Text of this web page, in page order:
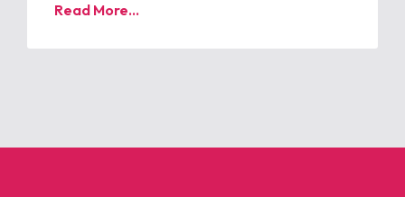
Read More...